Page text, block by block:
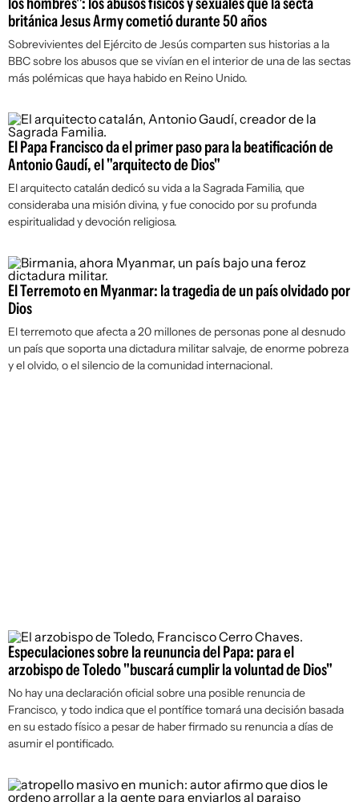
británica Jesus Army cometió durante 50 años
Sobrevivientes del Ejército de Jesús comparten sus historias a la
BBC sobre los abusos que se vivían en el interior de una de las sectas
más polémicas que haya habido en Reino Unido.
El Papa Francisco da el primer paso para la beatificación de
Antonio Gaudí, el "arquitecto de Dios"
El arquitecto catalán dedicó su vida a la Sagrada Familia, que
consideraba una misión divina, y fue conocido por su profunda
espiritualidad y devoción religiosa.
El Terremoto en Myanmar: la tragedia de un país olvidado por
Dios
El terremoto que afecta a 20 millones de personas pone al desnudo
un país que soporta una dictadura militar salvaje, de enorme pobreza
y el olvido, o el silencio de la comunidad internacional.
Especulaciones sobre la reununcia del Papa: para el
arzobispo de Toledo "buscará cumplir la voluntad de Dios"
No hay una declaración oficial sobre una posible renuncia de
Francisco, y todo indica que el pontífice tomará una decisión basada
en su estado físico a pesar de haber firmado su renuncia a días de
asumir el pontificado.